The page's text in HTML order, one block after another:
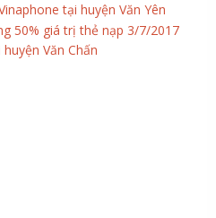
tại huyện Văn Yên
50% giá trị thẻ nạp 3/7/2017
Văn Chấn